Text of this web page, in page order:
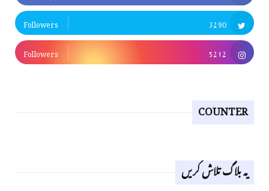
3290
Followers
5212
Followers
COUNTER
یہ بلاگ تلاش کریں